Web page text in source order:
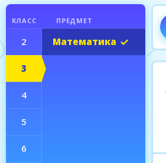
КЛАСС ПРЕДМЕТ
2
3
Математика
4
5
6